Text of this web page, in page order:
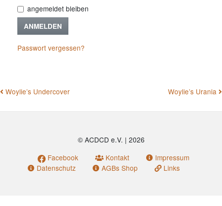
angemeldet bleiben
ANMELDEN
Passwort vergessen?
BEITRAGSNAVIGATION
Woylie’s Undercover Woylie’s Urania
© ACDCD e.V. | 2026
Facebook
Kontakt
Impressum
Datenschutz
AGBs Shop Links